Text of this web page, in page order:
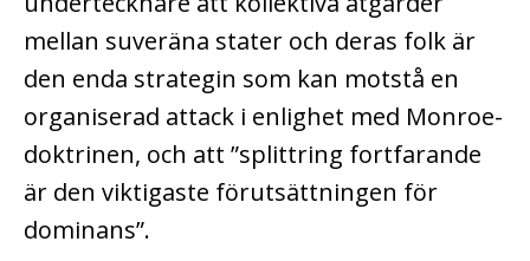
mellan suveräna stater och deras folk är
den enda strategin som kan motstå en
organiserad attack i enlighet med Monroe-
doktrinen, och att ”splittring fortfarande
är den viktigaste förutsättningen för
dominans”.